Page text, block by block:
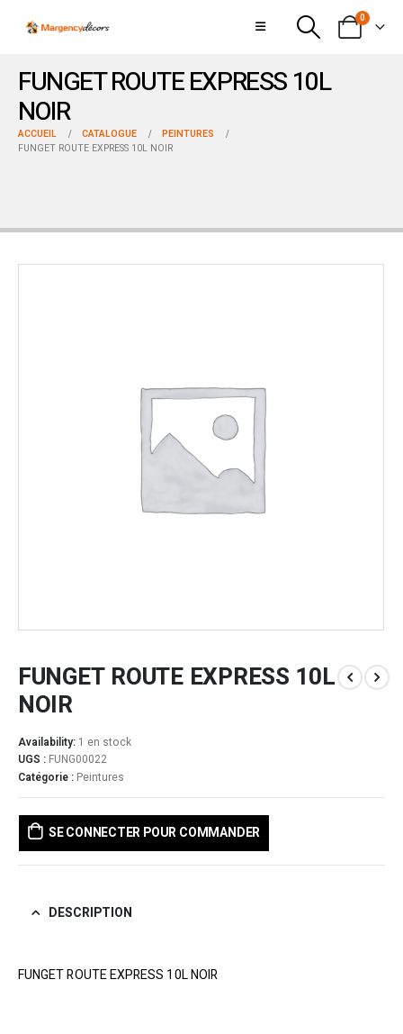
0
FUNGET ROUTE EXPRESS 10L
NOIR
ACCUEIL CATALOGUE
PEINTURES
FUNGET ROUTE EXPRESS 10L NOIR
FUNGET ROUTE EXPRESS 10L
NOIR
Availability: 1 en stock
UGS : FUNG00022
Catégorie : Peintures
SE CONNECTER POUR COMMANDER
DESCRIPTION
FUNGET ROUTE EXPRESS 10L NOIR